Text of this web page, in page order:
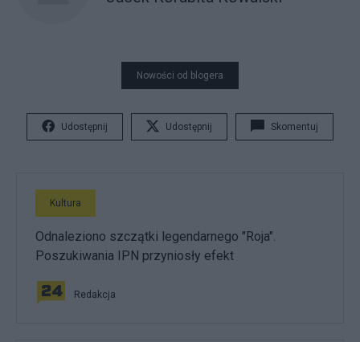
Nowości od blogera
Udostępnij Udostępnij Skomentuj
Kultura
Odnaleziono szczątki legendarnego "Roja".
Poszukiwania IPN przyniosły efekt
Redakcja